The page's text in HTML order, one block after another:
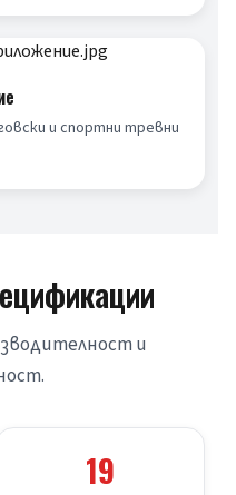
и спортни тревни
и
19